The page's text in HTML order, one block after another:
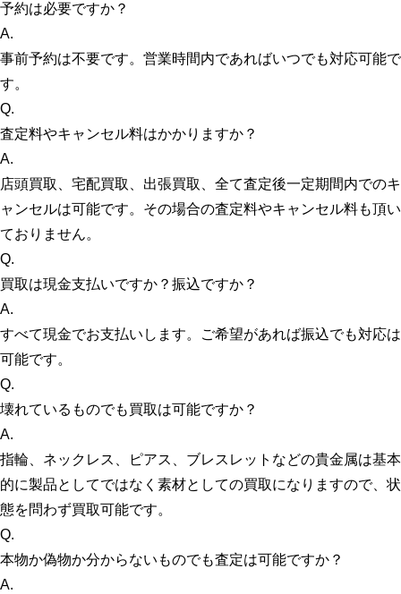
予約は必要ですか？
A.
事前予約は不要です。営業時間内であればいつでも対応可能で
す。
Q.
査定料やキャンセル料はかかりますか？
A.
店頭買取、宅配買取、出張買取、全て査定後一定期間内でのキ
ャンセルは可能です。その場合の査定料やキャンセル料も頂い
ておりません。
Q.
買取は現金支払いですか？振込ですか？
A.
すべて現金でお支払いします。ご希望があれば振込でも対応は
可能です。
Q.
壊れているものでも買取は可能ですか？
A.
指輪、ネックレス、ピアス、ブレスレットなどの貴金属は基本
的に製品としてではなく素材としての買取になりますので、状
態を問わず買取可能です。
Q.
本物か偽物か分からないものでも査定は可能ですか？
A.